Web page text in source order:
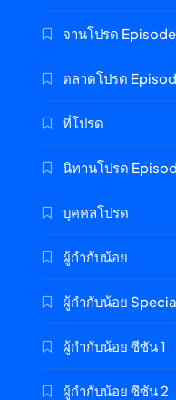
จานโปรด
ตลาดโปรด
ที่โปรด
นิทานโปรด
บุคคลโปรด
ผู้กำกับน้อย
ผู้กำกับน้อย
ผู้กำกับน้อย ซีซัน 1
ผู้กำกับน้อย ซีซัน 2